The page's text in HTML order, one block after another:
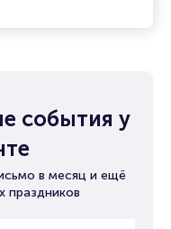
события у
в месяц и ещё
праздников